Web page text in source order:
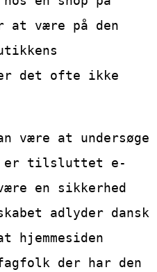
at være på den
det ofte ikke
være at undersøge
er tilsluttet e-
en sikkerhed
adlyder dansk
hjemmesiden
der har den